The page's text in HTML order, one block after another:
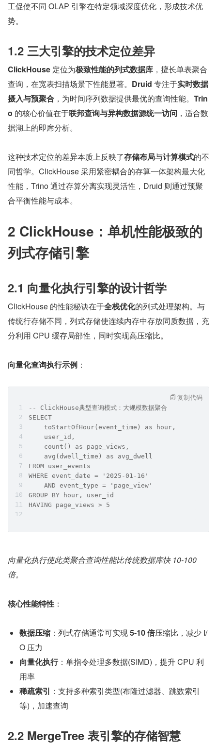
工促使不同 OLAP 引擎在特定领域深度优化，形成技术优
势。
1.2 三大引擎的技术定位差异
ClickHouse 定位为极致性能的列式数据库 ，擅长单表聚合
查询，在宽表扫描场景下性能显著。 Druid 专注于实时数据
摄入与预聚合 ，为时间序列数据提供最优的查询性能。 Trin
o 的核心价值在于联邦查询与异构数据源统一访问 ，适合数
据湖上的即席分析。
这种技术定位的差异本质上反映了存储布局与计算模式的不
同哲学。ClickHouse 采用紧密耦合的存算一体架构最大化
性能，Trino 通过存算分离实现灵活性，Druid 则通过预聚
合平衡性能与成本。
2 ClickHouse：单机性能极致的
列式存储引擎
2.1 向量化执行引擎的设计哲学
ClickHouse 的性能秘诀在于全栈优化的列式处理架构。与
传统行存储不同，列式存储使连续内存中存放同质数据，充
分利用 CPU 缓存局部性，同时实现高压缩比。
向量化查询执行示例 ：
-- ClickHouse典型查询模式：大规模数据聚合
SELECT
    toStartOfHour(event_time) as hour,
    user_id,
    count() as page_views,
    avg(dwell_time) as avg_dwell
FROM user_events
WHERE event_date = '2025-01-16'
    AND event_type = 'page_view'
GROUP BY hour, user_id
HAVING page_views > 5
复制代码
向量化执行使此类聚合查询性能比传统数据库快 10-100
倍。
核心性能特性 ：
数据压缩 ：列式存储通常可实现 5-10 倍压缩比，减少 I/
O 压力
向量化执行：单指令处理多数据(SIMD)，提升 CPU 利
用率
稀疏索引 ：支持多种索引类型(布隆过滤器、跳数索引
等)，加速查询
2.2 MergeTree 表引擎的存储智慧